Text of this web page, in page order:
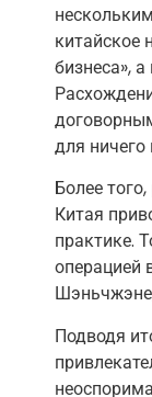
китайское
бизнеса»,
для
Более
Китая
практике.
операцией
Подводя